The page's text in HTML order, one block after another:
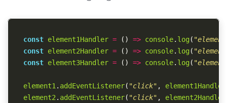
const element1Handler = () => console. log( "
const element2Handler = () => console. log( "
const element3Handler = () => console. log( "
element1 . addEventListener( "click" , element1Handler
element2 . addEventListener( "click" , element2Handler